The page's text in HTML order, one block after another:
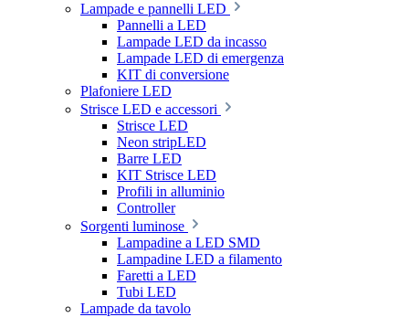
Lampade e pannelli LED
Pannelli a LED
Lampade LED da incasso
Lampade LED di emergenza
KIT di conversione
Plafoniere LED
Strisce LED e accessori
Strisce LED
Neon stripLED
Barre LED
KIT Strisce LED
Profili in alluminio
Controller
Sorgenti luminose
Lampadine a LED SMD
Lampadine LED a filamento
Faretti a LED
Tubi LED
Lampade da tavolo